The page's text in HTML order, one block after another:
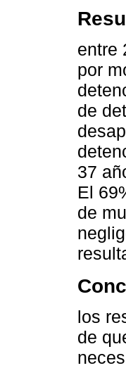
entre
por
de
37
El
de
los
de